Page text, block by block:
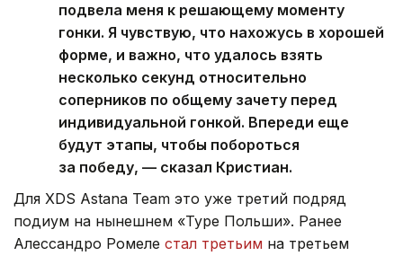
подвела меня к решающему моменту
гонки. Я чувствую, что нахожусь в хорошей
форме, и важно, что удалось взять
несколько секунд относительно
соперников по общему зачету перед
индивидуальной гонкой. Впереди еще
будут этапы, чтобы побороться
за победу, — сказал Кристиан.
Для XDS Astana Team это уже третий подряд
подиум на нынешнем «Туре Польши». Ранее
Алессандро Ромеле стал третьим на третьем